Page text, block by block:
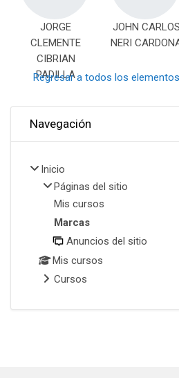
JORGE
CLEMENTE
CIBRIAN
PADILLA
JOHN CARLOS
NERI
Regresar a todos los
Navegación
Inicio
Páginas del sitio
Mis cursos
Marcas
Anuncios del sitio
Mis cursos
Cursos